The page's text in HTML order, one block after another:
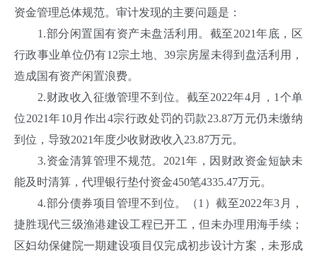
资金管理总体规范。审计发现的主要问题是：
1.部分闲置国有资产未盘活利用。截至2021年底，区
行政事业单位仍有12宗土地、39宗房屋未得到盘活利用，
造成国有资产闲置浪费。
2.财政收入征缴管理不到位。截至2022年4月，1个单
位2021年10月作出4宗行政处罚的罚款23.87万元仍未缴纳
到位，导致2021年度少收财政收入23.87万元。
3.资金清算管理不规范。2021年，因财政资金短缺未
能及时清算，代理银行垫付资金450笔4335.47万元。
4.部分债券项目管理不到位。（1）截至2022年3月，
捷胜现代三级渔港建设工程已开工，但未办理用海手续；
区妇幼保健院一期建设项目仅完成初步设计方案，未形成